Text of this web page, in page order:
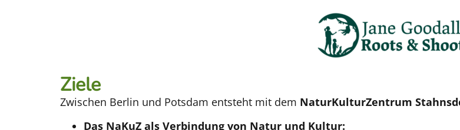
Ziele
Zwischen Berlin und Potsdam entsteht mit dem NaturKulturZentrum
Das NaKuZ als Verbindung von Natur und Kultur: